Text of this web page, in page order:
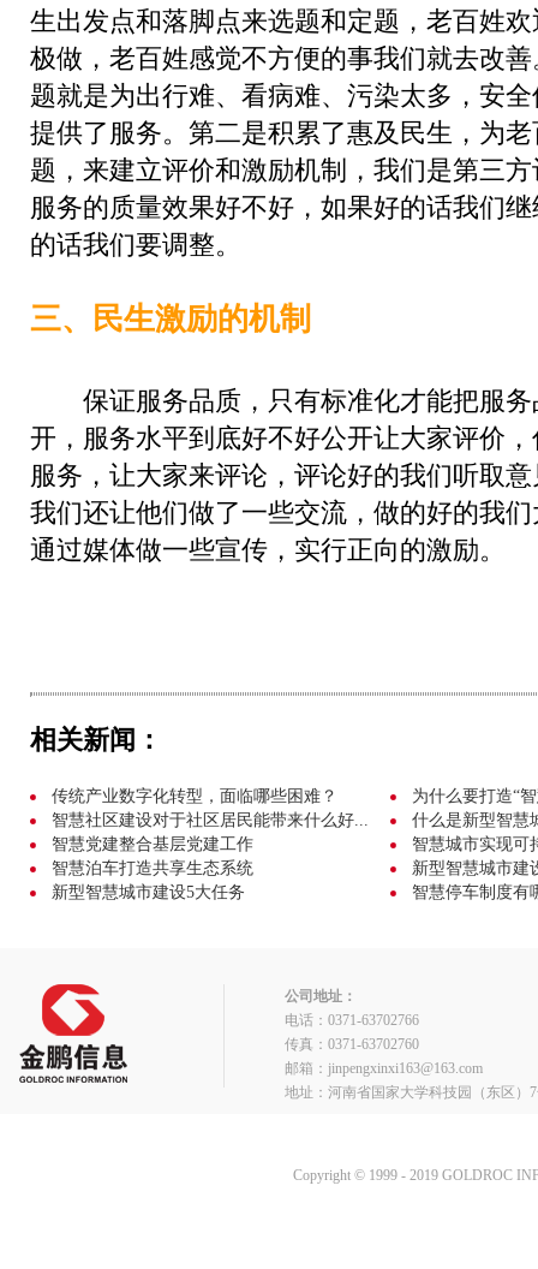
生出发点和落脚点来选题和定题，老百姓
极做，老百姓感觉不方便的事我们就去改
题就是为出行难、看病难、污染太多，安
提供了服务。第二是积累了惠及民生，为
题，来建立评价和激励机制，我们是第三
服务的质量效果好不好，如果好的话我们
的话我们要调整。
三、民生激励的机制
保证服务品质，只有标准化才能把服务
开，服务水平到底好不好公开让大家评价
服务，让大家来评论，评论好的我们听取
我们还让他们做了一些交流，做的好的我
通过媒体做一些宣传，实行正向的激励。
相关新闻：
传统产业数字化转型，面临哪些困难？
为什么要打造“
智慧社区建设对于社区居民能带来什么好...
什么是新型智慧
智慧党建整合基层党建工作
智慧城市实现可
智慧泊车打造共享生态系统
新型智慧城市建
新型智慧城市建设5大任务
智慧停车制度有
公司地址：
电话：0371-63702766
传真：0371-63702760
邮箱：jinpengxinxi163@163.com
地址：河南省国家大学科技园（东区）
Copyright © 1999 - 2019 GOLDROC